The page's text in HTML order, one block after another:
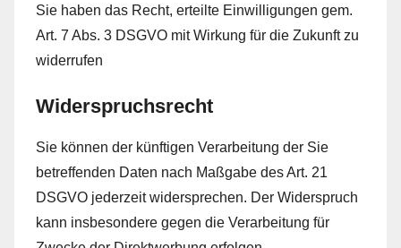
Sie haben das Recht, erteilte Einwilligungen gem.
Art. 7 Abs. 3 DSGVO mit Wirkung für die Zukunft zu
widerrufen
Widerspruchsrecht
Sie können der künftigen Verarbeitung der Sie
betreffenden Daten nach Maßgabe des Art. 21
DSGVO jederzeit widersprechen. Der Widerspruch
kann insbesondere gegen die Verarbeitung für